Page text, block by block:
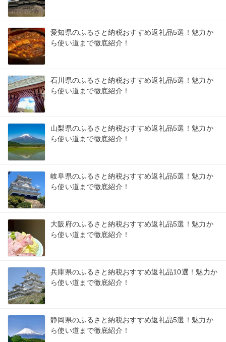
愛知県のふるさと納税おすすめ返礼品5選！魅力か
ら使い道まで徹底紹介！
石川県のふるさと納税おすすめ返礼品5選！魅力か
ら使い道まで徹底紹介！
山梨県のふるさと納税おすすめ返礼品5選！魅力か
ら使い道まで徹底紹介！
岐阜県のふるさと納税おすすめ返礼品5選！魅力か
ら使い道まで徹底紹介！
大阪府のふるさと納税おすすめ返礼品5選！魅力か
ら使い道まで徹底紹介！
兵庫県のふるさと納税おすすめ返礼品10選！魅力か
ら使い道まで徹底紹介！
静岡県のふるさと納税おすすめ返礼品5選！魅力か
ら使い道まで徹底紹介！